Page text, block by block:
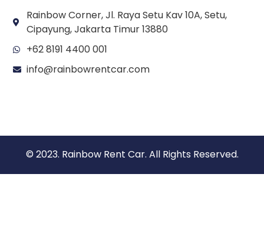
Rainbow Corner, Jl. Raya Setu Kav 10A, Setu,
Cipayung, Jakarta Timur 13880
+62 8191 4400 001
info@rainbowrentcar.com
© 2023. Rainbow Rent Car. All Rights Reserved.